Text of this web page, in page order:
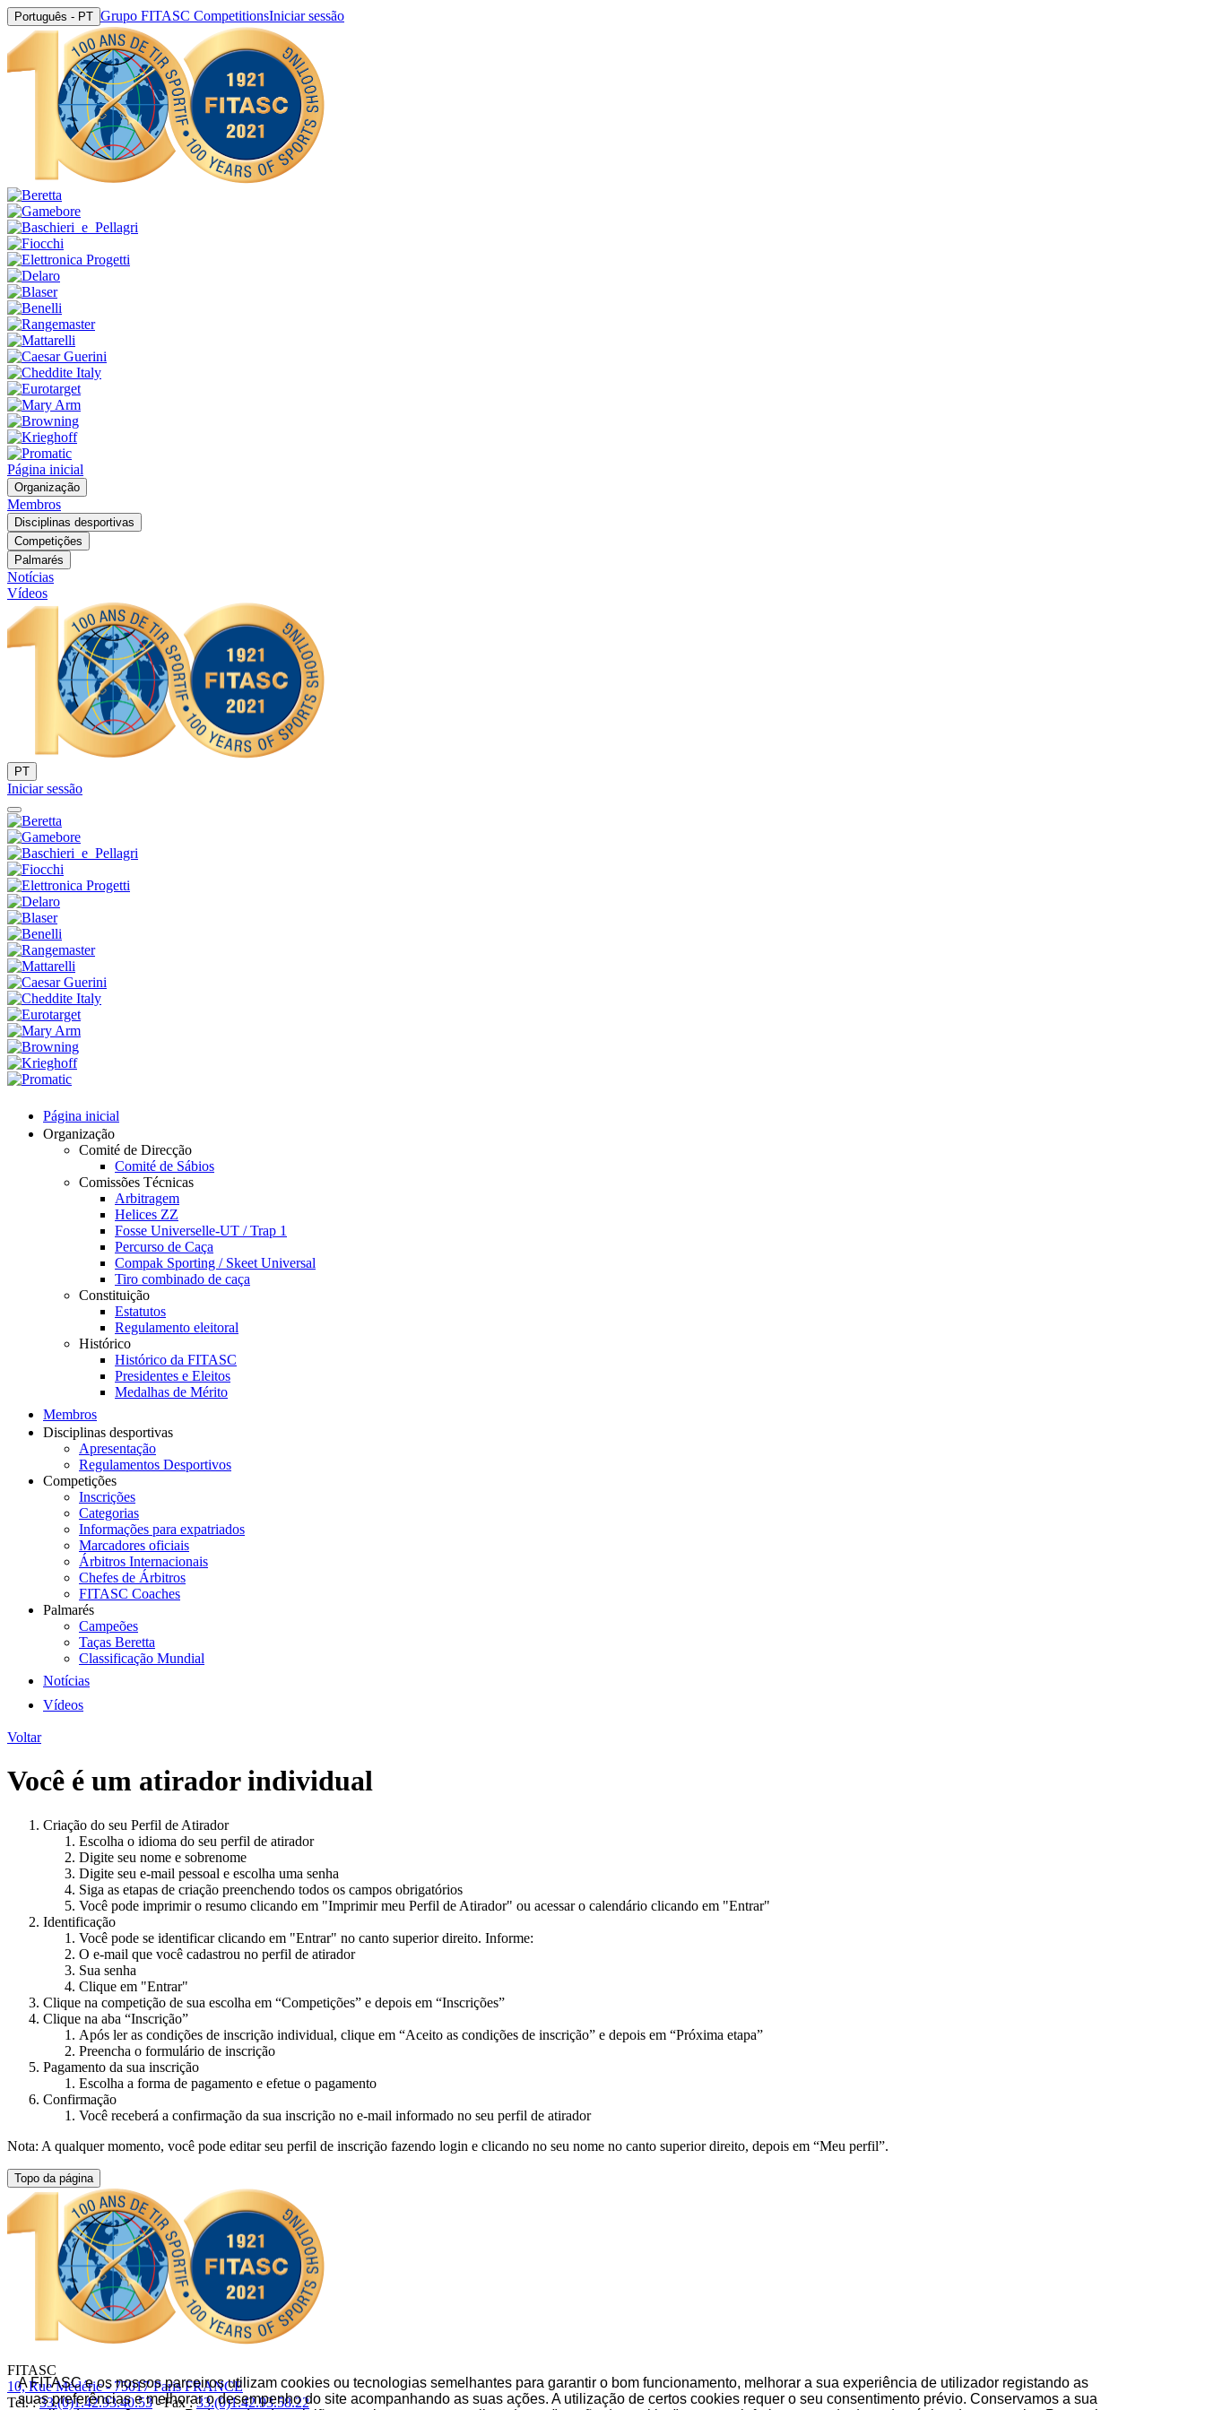
Português - PT Grupo FITASC CompetitionsIniciar sessão
Página inicial
Organização
Membros
Disciplinas desportivas
Competições
Palmarés
Notícias
Vídeos
PT
Iniciar sessão
Página inicial
Organização
Comité de Direcção
Comité de Sábios
Comissões Técnicas
Arbitragem
Helices ZZ
Fosse Universelle-UT / Trap 1
Percurso de Caça
Compak Sporting / Skeet Universal
Tiro combinado de caça
Constituição
Estatutos
Regulamento eleitoral
Histórico
Histórico da FITASC
Presidentes e Eleitos
Medalhas de Mérito
Membros
Disciplinas desportivas
Apresentação
Regulamentos Desportivos
Competições
Inscrições
Categorias
Informações para expatriados
Marcadores oficiais
Árbitros Internacionais
Chefes de Árbitros
FITASC Coaches
Palmarés
Campeões
Taças Beretta
Classificação Mundial
Notícias
Vídeos
Voltar
Você é um atirador individual
Criação do seu Perfil de Atirador
Escolha o idioma do seu perfil de atirador
Digite seu nome e sobrenome
Digite seu e-mail pessoal e escolha uma senha
Siga as etapas de criação preenchendo todos os campos obrigatórios
Você pode imprimir o resumo clicando em "Imprimir meu Perfil de Atirador" ou acessar o calendário clicando em "Entrar"
Identificação
Você pode se identificar clicando em "Entrar" no canto superior direito. Informe:
O e-mail que você cadastrou no perfil de atirador
Sua senha
Clique em "Entrar"
Clique na competição de sua escolha em “Competições” e depois em “Inscrições”
Clique na aba “Inscrição”
Após ler as condições de inscrição individual, clique em “Aceito as condições de inscrição” e depois em “Próxima etapa”
Preencha o formulário de inscrição
Pagamento da sua inscrição
Escolha a forma de pagamento e efetue o pagamento
Confirmação
Você receberá a confirmação da sua inscrição no e-mail informado no seu perfil de atirador
Nota: A qualquer momento, você pode editar seu perfil de inscrição fazendo login e clicando no seu nome no canto superior direito, depois em “Meu perfil”.
Topo da página
FITASC
10, Rue Médéric - 75017 Paris FRANCE
Tel. :33.(0)1.42.93.40.53- Fax :33.(0)1.42.93.58.22
A FITASC e os nossos parceiros utilizam cookies ou tecnologias semelhantes para garantir o bom funcionamento, melhorar a sua experiência de utilizador registando as
suas preferências e melhorar o desempenho do site acompanhando as suas ações. A utilização de certos cookies requer o seu consentimento prévio. Conservamos a sua